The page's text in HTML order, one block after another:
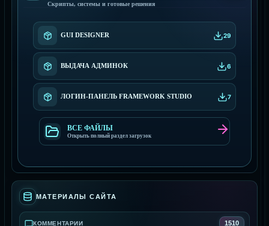
Скрипты, системы и готовые решения
GUI DESIGNER 29
ВЫДАЧА АДМИНОК 6
ЛОГИН-ПАНЕЛЬ FRAMEWORK STUDIO 7
ВСЕ ФАЙЛЫ
Открыть полный раздел загрузок
МАТЕРИАЛЫ САЙТА
КОММЕНТАРИИ 1510